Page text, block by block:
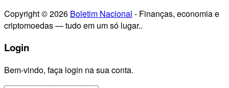
Copyright © 2026 Boletim Nacional - Finanças, economia e
criptomoedas — tudo em um só lugar..
Login
Bem-vindo, faça login na sua conta.